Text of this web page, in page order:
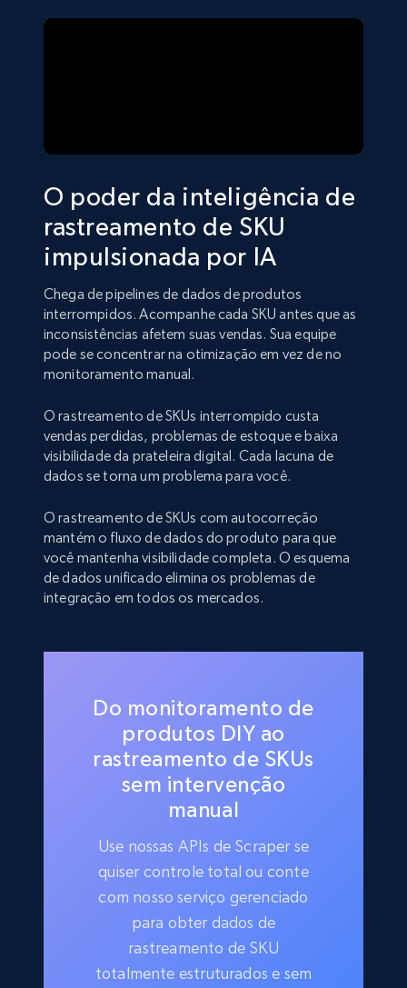
O poder da inteligência de
rastreamento de SKU
impulsionada por IA
Chega de pipelines de dados de produtos
interrompidos. Acompanhe cada SKU antes que as
inconsistências afetem suas vendas. Sua equipe
pode se concentrar na otimização em vez de no
monitoramento manual.
O rastreamento de SKUs interrompido custa
vendas perdidas, problemas de estoque e baixa
visibilidade da prateleira digital. Cada lacuna de
dados se torna um problema para você.
O rastreamento de SKUs com autocorreção
mantém o fluxo de dados do produto para que
você mantenha visibilidade completa. O esquema
de dados unificado elimina os problemas de
integração em todos os mercados.
Do monitoramento de
produtos DIY ao
rastreamento de SKUs
sem intervenção
manual
Use nossas APIs de Scraper se
quiser controle total ou conte
com nosso serviço gerenciado
para obter dados de
rastreamento de SKU
totalmente estruturados e sem